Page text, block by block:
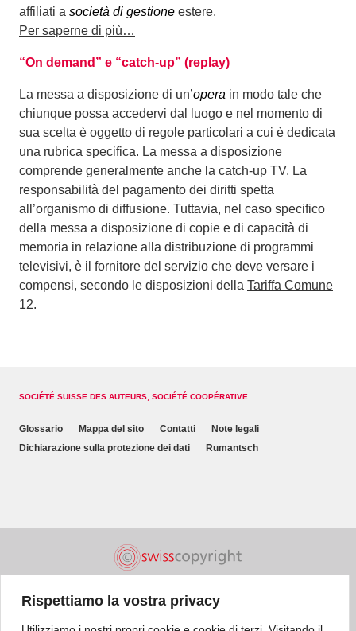
Rispettiamo la vostra privacy
affiliati a società di gestione estere.
Per saperne di più…
“On demand” e “catch-up” (replay)
La messa a disposizione di un’opera in modo tale che
chiunque possa accedervi dal luogo e nel momento di
sua scelta è oggetto di regole particolari a cui è dedicata
una rubrica specifica. La messa a disposizione
comprende generalmente anche la catch-up TV. La
responsabilità del pagamento dei diritti spetta
all’organismo di diffusione. Tuttavia, nel caso specifico
della messa a disposizione di copie e di capacità di
memoria in relazione alla distribuzione di programmi
televisivi, è il fornitore del servizio che deve versare i
compensi, secondo le disposizioni della Tariffa Comune
12.
SOCIÉTÉ SUISSE DES AUTEURS, SOCIÉTÉ COOPÉRATIVE
Glossario Mappa del sito Contatti
Note legali
Dichiarazione sulla protezione dei dati
Rumantsch